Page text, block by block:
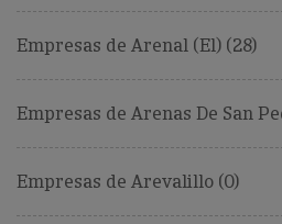
Empresas de Arenal (El) (28)
Empresas de Arenas De San
Empresas de Arevalillo (0)